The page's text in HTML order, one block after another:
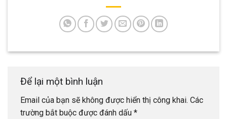
Để lại một bình luận
Email của bạn sẽ không được hiển thị công khai. Các
trường bắt buộc được đánh dấu *